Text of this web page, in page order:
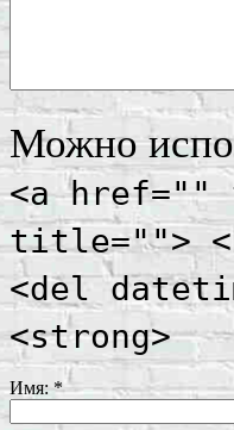
Можно
<a href=""
title="">
<del
<strong>
Имя:*